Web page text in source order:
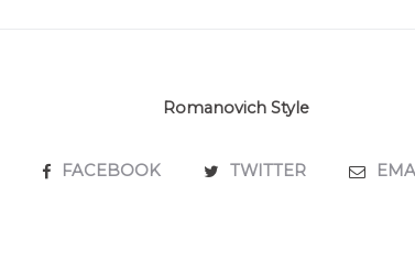
Romanovich Style
SHARE
FACEBOOK TWITTER